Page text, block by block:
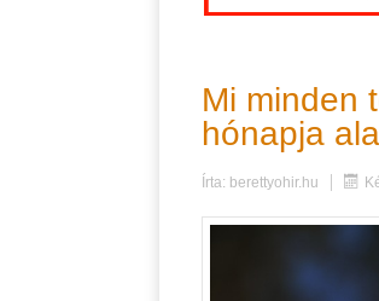
Mi minden
hónapja
Írta: berettyohir.hu